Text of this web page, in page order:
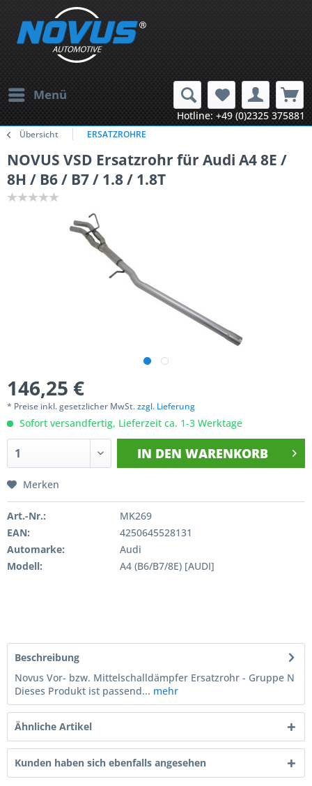
Menü
Hotline: +49 (0)2325 375881
Übersicht ERSATZROHRE
NOVUS VSD Ersatzrohr für Audi A4 8E /
8H / B6 / B7 / 1.8 / 1.8T
146,25 €
* Preise inkl. gesetzlicher MwSt.zzgl. Lieferung
Sofort versandfertig, Lieferzeit ca. 1-3 Werktage
IN DEN WARENKORB
Merken
Art.-Nr.:
MK269
EAN:
4250645528131
Automarke:
Audi
Modell:
A4 (B6/B7/8E) [AUDI]
Beschreibung
Novus Vor- bzw. Mittelschalldämpfer Ersatzrohr - Gruppe N
Dieses Produkt ist passend... mehr
Ähnliche Artikel
Kunden haben sich ebenfalls angesehen